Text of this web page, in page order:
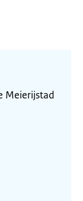
Meierijstad